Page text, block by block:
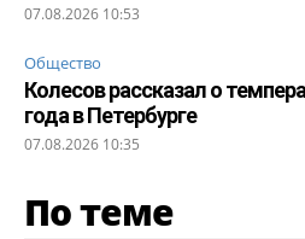
07.08.2026 10:53
Общество
Колесов рассказал о
года в Петербурге
07.08.2026 10:35
По теме